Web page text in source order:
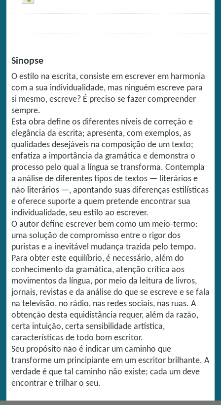
Sinopse
O estilo na escrita, consiste em escrever em harmonia
com a sua individualidade, mas ninguém escreve para
si mesmo, escreve? É preciso se fazer compreender
sempre.
Esta obra define os diferentes níveis de correção e
elegância da escrita; apresenta, com exemplos, as
qualidades desejáveis na composição de um texto;
enfatiza a importância da gramática e demonstra o
processo pelo qual a língua se transforma. Contempla
a análise de diferentes tipos de textos — literários e
não literários —, apontando suas diferenças estilísticas
e oferece suporte a quem pretende encontrar sua
individualidade, seu estilo ao escrever.
O autor define escrever bem como um meio-termo:
uma solução de compromisso entre o rigor dos
puristas e a inevitável mudança trazida pelo tempo.
Para obter este equilíbrio, é necessário, além do
conhecimento da gramática, atenção crítica aos
movimentos da língua, por meio da leitura de livros,
jornais, revistas e da análise do que se escreve e se fala
na televisão, no rádio, nas redes sociais, nas ruas. A
obtenção desta equidistância requer, além da razão,
certa intuição, certa sensibilidade artística,
características de todo bom escritor.
Seu propósito não é indicar um caminho que
transforme um principiante em um escritor brilhante. A
verdade é que tal caminho não existe; cada um deve
encontrar e trilhar o seu.